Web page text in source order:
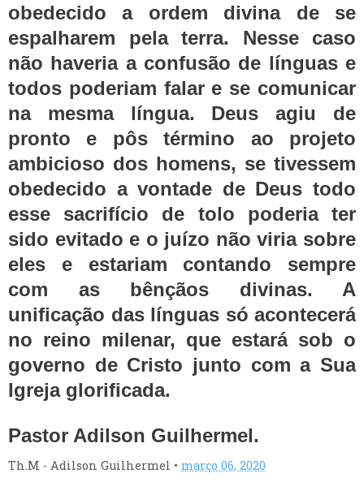
obedecido a ordem divina de se
espalharem pela terra. Nesse caso
não haveria a confusão de línguas e
todos poderiam falar e se comunicar
na mesma língua. Deus agiu de
pronto e pôs término ao projeto
ambicioso dos homens, se tivessem
obedecido a vontade de Deus todo
esse sacrifício de tolo poderia ter
sido evitado e o juízo não viria sobre
eles e estariam contando sempre
com as bênçãos divinas. A
unificação das línguas só acontecerá
no reino milenar, que estará sob o
governo de Cristo junto com a Sua
Igreja glorificada.
Pastor Adilson Guilhermel.
Th.M - Adilson Guilhermel • março 06, 2020